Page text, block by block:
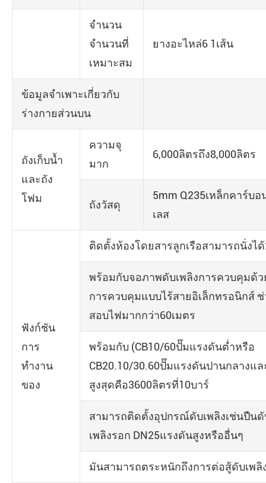
จำนวน
จำนวนที่
เหมาะสม
ยางอะไหล่6 1เส้น
ข้อมูลจำเพาะเกี่ยวกับ
ร่างกายส่วนบน
ถังเก็บน้ำ
และถัง
โฟม
ความจุ
มาก
6,000ลิตรถึง8,000ลิตร
ถังวัสดุ
5mm Q235เหล็กคาร์บ
เลส
ฟังก์ชัน
การ
ทำงาน
ของ
ติดตั้งห้องโดยสารลูกเรือสามารถนั่งได้
พร้อมกับจอภาพดับเพลิงการควบคุมด้ว
การควบคุมแบบไร้สายอิเล็กทรอนิกส์
สอบไฟมากกว่า60เมตร
พร้อมกับ (CB10/60ปั๊มแรงดันต่ำหรือ
CB20.10/30.60ปั๊มแรงดันปานกลางแ
สูงสุดคือ3600ลิตรที่10บาร์
สามารถติดตั้งอุปกรณ์ดับเพลิงเช่นปืน
เพลิงรอก DN25แรงดันสูงหรืออื่นๆ
มันสามารถตระหนักถึงการต่อสู้ดับเพลิ